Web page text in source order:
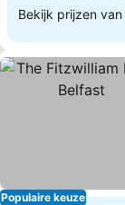
Bekijk prijzen van
Populaire keuze